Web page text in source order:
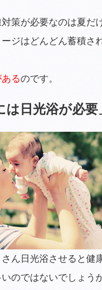
策が必要なのは夏だ
ジはどんどん蓄積さ
るのです。
は日光浴が必
さん日光浴させると
のではないでしょう